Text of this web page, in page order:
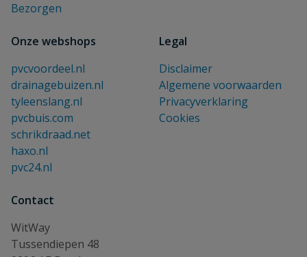
Bezorgen
Onze webshops
pvcvoordeel.nl
drainagebuizen.nl
tyleenslang.nl
pvcbuis.com
schrikdraad.net
haxo.nl
pvc24.nl
Legal
Disclaimer
Algemene voorwaarden
Privacyverklaring
Cookies
Contact
WitWay
Tussendiepen 48